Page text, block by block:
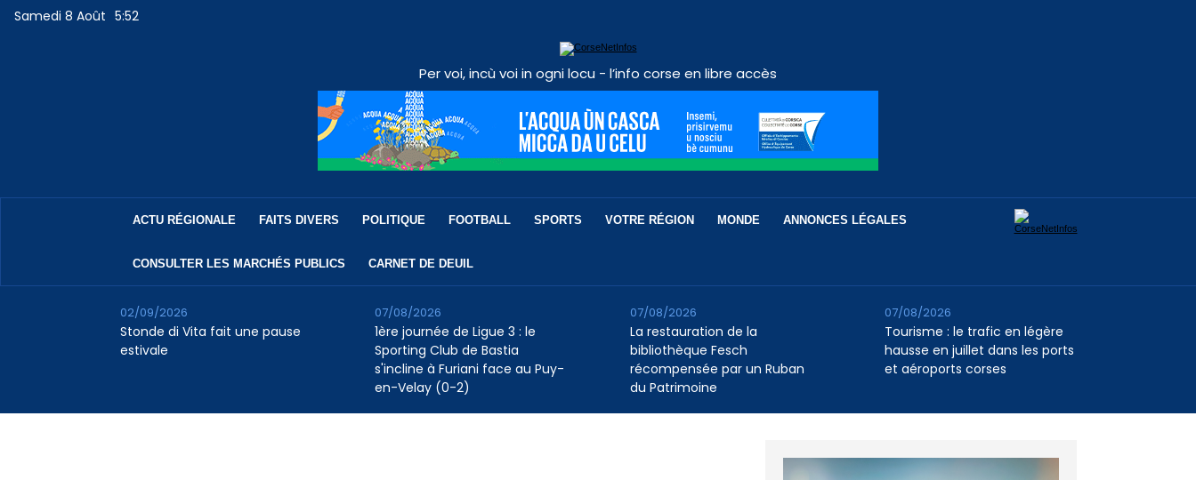
Samedi 8 Août 5:52
Per voi, incù voi in ogni locu - l’info corse en libre accès
ACTU RÉGIONALE FAITS DIVERS POLITIQUE FOOTBALL SPORTS VOTRE RÉGION MONDE ANNONCES LÉGALES
CONSULTER LES MARCHÉS PUBLICS CARNET DE DEUIL
Stonde di Vita fait une pause
estivale
02/09/2026
1ère journée de Ligue 3 : le
Sporting Club de Bastia
s'incline à Furiani face au Puy-
en-Velay (0-2)
07/08/2026
La restauration de la
bibliothèque Fesch
récompensée par un Ruban
du Patrimoine
07/08/2026
Tourisme : le trafic en légère
hausse en juillet dans les ports
et aéroports corses
07/08/2026